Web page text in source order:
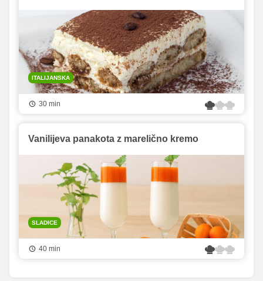
ITALIJANSKA
30 min
Vanilijeva panakota z marelično kremo
SLADICE
40 min